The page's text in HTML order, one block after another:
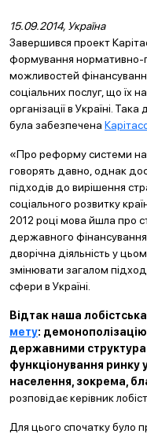
15.09.2014, Україна
Завершився проект
формування нормативно-
можливостей
соціальних послуг, що їх
організації в Україні.
була забезпечена
«Про реформу системи
говорять давно, однак
підходів до вирішення
соціального розвитку
2012 році мова йшла про
державного
дворічна діяльність у
змінювати загалом
сфери в Україні.
Відтак наша
мету:
державними
функціонування ринку
населення, зокрема,
розповідає керівник
Для цього спочатку було